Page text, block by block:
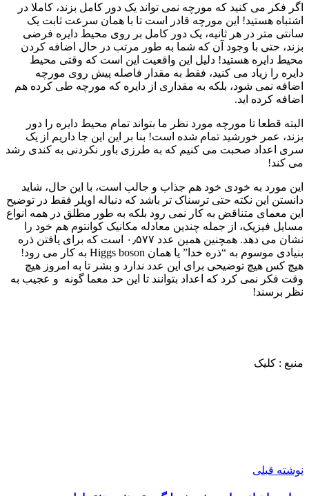
اگر فکر می کنید که مورچه نمی تواند یک دور کامل بزند، کاملا در
اشتباه هستید! این مورچه قادر است تا با همان سرعت ثابت یک
سانتی متر در هر ثانیه، یک دور کامل بر روی محیط دایره فرضی
بزند، حتی با وجود آن که شما به طور مرتب در حال اضافه کردن
محیط دایره هستید! دلیل این واقعیت این است که وقتی محیط
دایره را زیاد می کنید، فقط به مقدار فاصله پیش روی مورچه
اضافه نمی شود، بلکه به مقداری از دایره که مورچه طی کرده هم
اضافه کرده اید.
البته قطعا تا مورچه مورد نظر ما بتواند تمام محیط دایره را دور
بزند، عمر خورشید تمام شده است! بنا بر این این جا داریم از یک
سری اعداد صحبت می کنیم که به طرزی باور نکردنی به کندی رشد
می کند!
این مورد به خودی خود هم جذاب و جالب است، با این حال، شاید
دانستن این نکته حتی ترسناک تر باشد که دنباله اویلر فقط در توضیح
این معمای متناقض به کار نمی رود بلکه به طور مطلق در همه انواع
مسایل فیزیک، از جمله چندین معادله مکانیک کوانتوم هم خود را
نشان می دهد. همچنین همین عدد ۰٫۵۷۷ است که برای یافتن ذره
بنیادی موسوم به “ذره خدا” یا همان Higgs boson به کار می رود!
هیچ کس هیچ توضیحی برای این عدد ندارد و بشر تا به امروز هیچ
وقت فکر نمی کرد که اعداد بتوانند تا این حد معما گونه و عجیب به
نظر برسند!
منبع : کلیک
نوشته قبلی